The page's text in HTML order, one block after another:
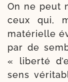
On ne peut
ceux qui,
maté­rielle
par de
« liber­té
sens